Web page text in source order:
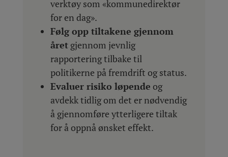
verktøy som «kommunedirektør
for en dag».
Følg opp tiltakene gjennom
åretgjennom jevnlig
rapportering tilbake til
politikerne på fremdrift og status.
Evaluer risiko løpende og
avdekk tidlig om det er nødvendig
å gjennomføre ytterligere tiltak
for å oppnå ønsket effekt.